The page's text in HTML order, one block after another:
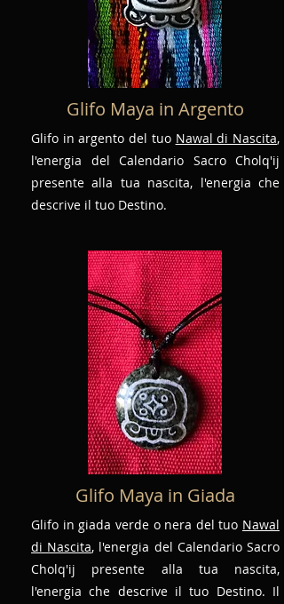
Glifo Maya in Argento
Glifo in argento del tuo Nawal di Nascita,
l'energia del Calendario Sacro Cholq'ij
presente alla tua nascita, l'energia che
descrive il tuo Destino.
Glifo Maya in Giada
Glifo in giada verde o nera del tuo Nawal
di Nascita, l'energia del Calendario Sacro
Cholq'ij presente alla tua nascita,
l'energia che descrive il tuo Destino. Il